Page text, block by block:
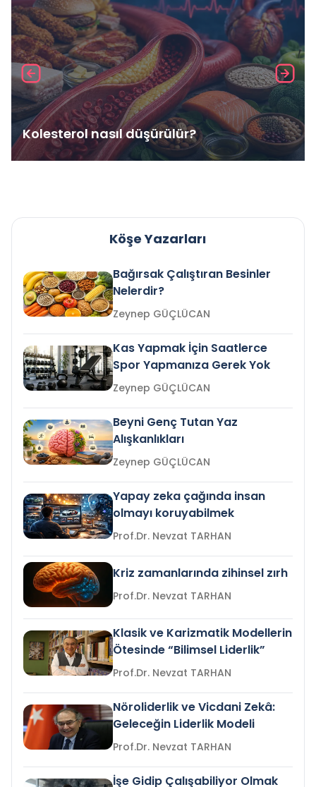
Kolesterol nasıl düşürülür?
Köşe Yazarları
Bağırsak Çalıştıran Besinler
Nelerdir?
Zeynep GÜÇLÜCAN
Kas Yapmak İçin Saatlerce
Spor Yapmanıza Gerek Yok
Zeynep GÜÇLÜCAN
Beyni Genç Tutan Yaz
Alışkanlıkları
Zeynep GÜÇLÜCAN
Yapay zeka çağında insan
olmayı koruyabilmek
Prof.Dr. Nevzat TARHAN
Kriz zamanlarında zihinsel zırh
Prof.Dr. Nevzat TARHAN
Klasik ve Karizmatik Modellerin
Ötesinde “Bilimsel Liderlik”
Prof.Dr. Nevzat TARHAN
Nöroliderlik ve Vicdani Zekâ:
Geleceğin Liderlik Modeli
Prof.Dr. Nevzat TARHAN
İşe Gidip Çalışabiliyor Olmak